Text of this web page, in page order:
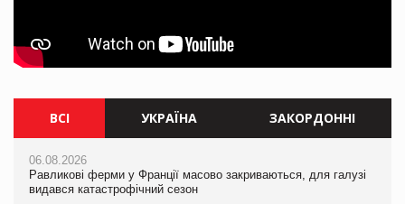
ВСІ УКРАЇНА ЗАКОРДОННІ
06.08.2026
Равликові ферми у Франції масово закриваються, для галузі
видався катастрофічний сезон
05.08.2026
Мережа супермаркетів VARUS купує мережу магазинів
формату convenience store КОЛО: об’єднана компанія
06.08.2026
Равликові ферми у Франції масово закриваються, для галузі
видався катастрофічний сезон